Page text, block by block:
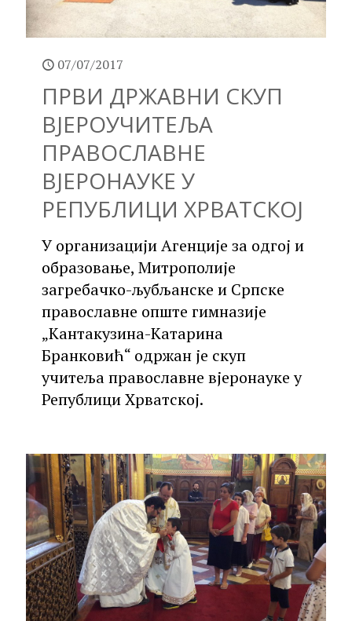
07/07/2017
ПРВИ ДРЖАВНИ СКУП
ВЈЕРОУЧИТЕЉА
ПРАВОСЛАВНЕ
ВЈЕРОНАУКЕ У
РЕПУБЛИЦИ ХРВАТСКОЈ
У организацији Агенције за одгој и
образовање, Митрополије
загребачко-љубљанске и Српске
православне опште гимназије
„Кантакузина-Катарина
Бранковић“ одржан је скуп
учитеља православне вјеронауке у
Републици Хрватској.